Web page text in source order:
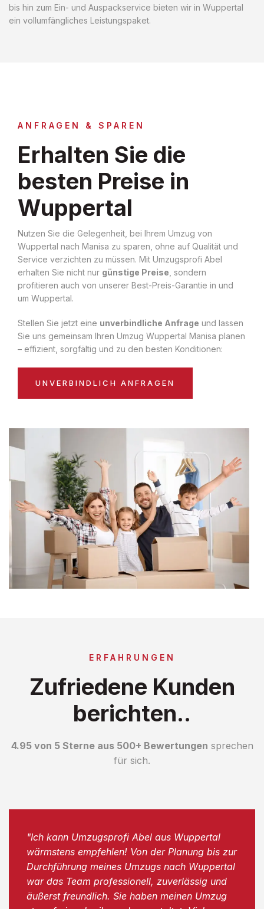
bis hin zum Ein- und Auspackservice bieten wir in Wuppertal
ein vollumfängliches Leistungspaket.
ANFRAGEN & SPAREN
Erhalten Sie die
besten Preise in
Wuppertal
Nutzen Sie die Gelegenheit, bei Ihrem Umzug von
Wuppertal nach Manisa zu sparen, ohne auf Qualität und
Service verzichten zu müssen. Mit Umzugsprofi Abel
erhalten Sie nicht nur günstige Preise , sondern
profitieren auch von unserer Best-Preis-Garantie in und
um Wuppertal.
Stellen Sie jetzt eine unverbindliche Anfrage und lassen
Sie uns gemeinsam Ihren Umzug Wuppertal Manisa planen
– effizient, sorgfältig und zu den besten Konditionen:
UNVERBINDLICH ANFRAGEN
ERFAHRUNGEN
Zufriedene Kunden
berichten..
4.95 von 5 Sterne aus 500+ Bewertungen sprechen
für sich.
"Ich kann Umzugsprofi Abel aus Wuppertal
wärmstens empfehlen! Von der Planung bis zur
Durchführung meines Umzugs nach Wuppertal
war das Team professionell, zuverlässig und
äußerst freundlich. Sie haben meinen Umzug